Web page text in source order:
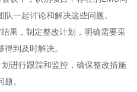
一起讨论和解决这些问题。
果，制定整改计划，明确需要采
到及时解决。
进行跟踪和监控，确保整改措施
。